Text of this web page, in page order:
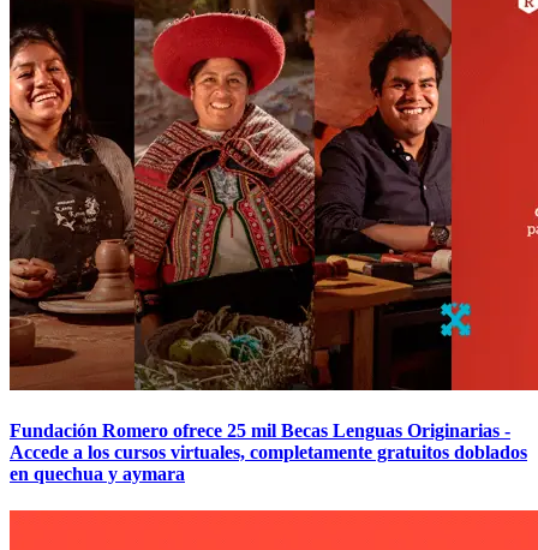
Fundación Romero ofrece 25 mil Becas Lenguas Originarias -
Accede a los cursos virtuales, completamente gratuitos doblados
en quechua y aymara